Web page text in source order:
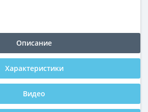
Описание
Характеристики
Видео